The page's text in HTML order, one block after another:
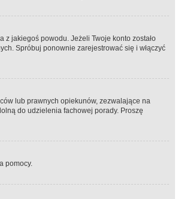
z jakiegoś powodu. Jeżeli Twoje konto zostało
Spróbuj ponownie zarejestrować się i włączyć
lub prawnych opiekunów, zezwalające na
do udzielenia fachowej porady. Proszę
pomocy.